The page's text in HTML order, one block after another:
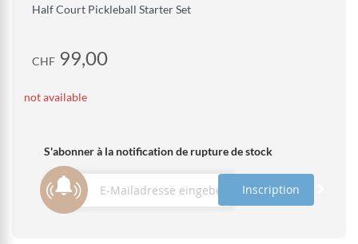
Half Court Pickleball Starter Set
CHF 99,00
not available
S'abonner à la notification de rupture de stock
Inscription